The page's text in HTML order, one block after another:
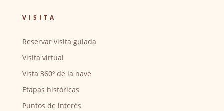
VISITA
Reservar visita guiada
Visita virtual
Vista 360º de la nave
Etapas históricas
Puntos de interés